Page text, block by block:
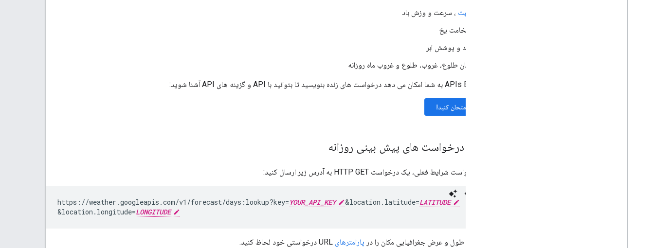
جهت ، سرعت و وزش باد
ضخامت یخ
دید و پوشش ابر
زمان طلوع، غروب، طلوع و غروب ماه روزانه
APIs Explorer به شما امکان می دهد درخواست های زنده بنویسید تا بتوانید با API و گزینه های API آشنا شوید:
آن را امتحان کنید!
درباره درخواست های پیش بینی روزانه
برای درخواست شرایط فعلی، یک درخواست HTTP GET به آدرس زیر ارسال کنید:
https://weather.googleapis.com/v1/forecast/days:lookup?key= YOUR_API_KEY &location.latitude=LATITUDE
&location.longitude=LONGITUDE
مختصات طول و عرض جغرافیایی مکان را در پارامترهای